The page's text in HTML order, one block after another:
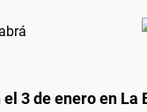
3 de enero en La